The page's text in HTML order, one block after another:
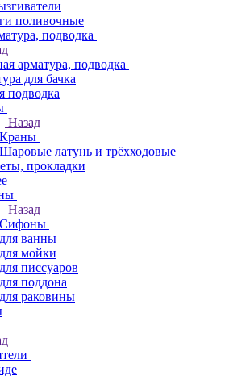
поливочные
подводка
арматура, подводка
для бачка
подводка
Назад
Краны
Шаровые латунь и трёхходовые
прокладки
Назад
Сифоны
для ванны
для мойки
для писсуаров
для поддона
для раковины